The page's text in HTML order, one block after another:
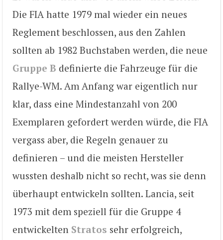
Die FIA hatte 1979 mal wieder ein neues
Reglement beschlossen, aus den Zahlen
sollten ab 1982 Buchstaben werden, die neue
Gruppe B definierte die Fahrzeuge für die
Rallye-WM. Am Anfang war eigentlich nur
klar, dass eine Mindestanzahl von 200
Exemplaren gefordert werden würde, die FIA
vergass aber, die Regeln genauer zu
definieren – und die meisten Hersteller
wussten deshalb nicht so recht, was sie denn
überhaupt entwickeln sollten. Lancia, seit
1973 mit dem speziell für die Gruppe 4
entwickelten Stratos sehr erfolgreich,